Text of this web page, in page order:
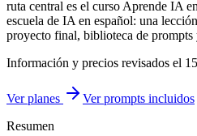
ruta central es el curso Aprende IA
escuela de IA en español: una
proyecto final, biblioteca de
Información y precios revisados el
Ver planes
Ver prompts incluidos
Resumen